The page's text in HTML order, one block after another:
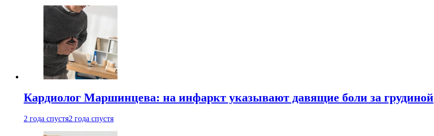
Кардиолог Маршинцева: на инфаркт указывают давящие боли за грудиной
2 года спустя2 года спустя